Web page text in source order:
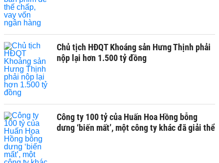
Chủ tịch HĐQT Khoáng sản Hưng Thịnh phải
nộp lại hơn 1.500 tỷ đồng
Công ty 100 tỷ của Huấn Hoa Hồng bỗng
dưng ‘biến mất’, một công ty khác đã giải thể